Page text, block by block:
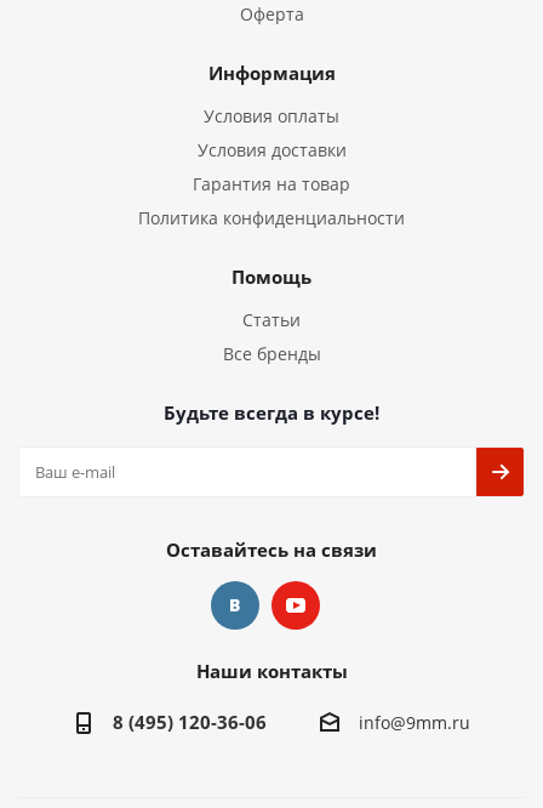
Оферта
Информация
Условия оплаты
Условия доставки
Гарантия на товар
Политика конфиденциальности
Помощь
Статьи
Все бренды
Будьте всегда в курсе!
Оставайтесь на связи
Наши контакты
8 (495) 120-36-06 info@9mm.ru